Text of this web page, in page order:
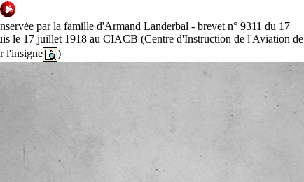
par la famille d'Armand Landerbal - brevet n° 9311 du 17
le 17 juillet 1918 au CIACB (Centre d'Instruction de l'Aviation de
l'insigne )